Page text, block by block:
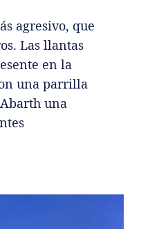
agresivo, que
Las llantas
en la
una parrilla
una